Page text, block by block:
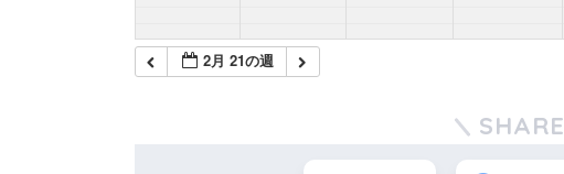
2月 21の週
SHARE